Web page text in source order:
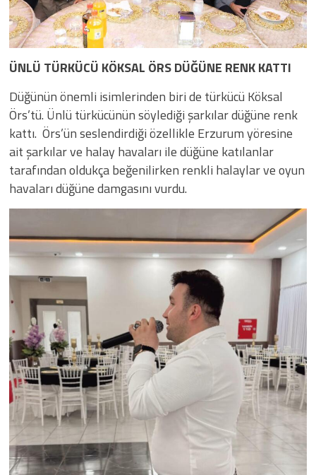
ÜNLÜ TÜRKÜCÜ KÖKSAL ÖRS DÜĞÜNE RENK KATTI
Düğünün önemli isimlerinden biri de türkücü Köksal
Örs’tü. Ünlü türkücünün söylediği şarkılar düğüne renk
kattı. Örs’ün seslendirdiği özellikle Erzurum yöresine
ait şarkılar ve halay havaları ile düğüne katılanlar
tarafından oldukça beğenilirken renkli halaylar ve oyun
havaları düğüne damgasını vurdu.